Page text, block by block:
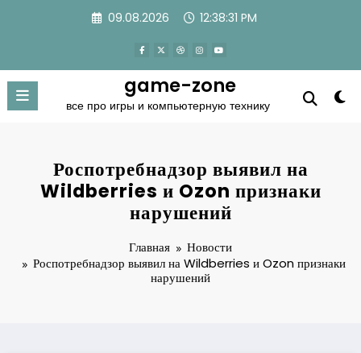
09.08.2026 12:38:31 PM
game-zone
все про игры и компьютерную технику
Роспотребнадзор выявил на
Wildberries и Ozon признаки
нарушений
Главная
Новости
Роспотребнадзор выявил на Wildberries и Ozon признаки
нарушений